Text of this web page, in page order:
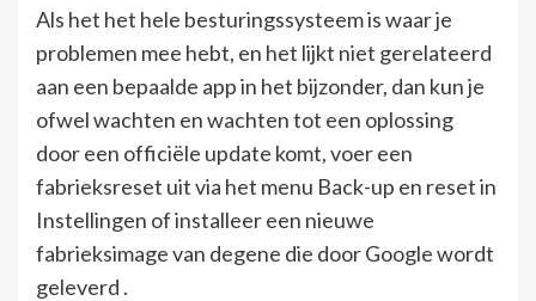
Als het het hele besturingssysteem is waar je
problemen mee hebt, en het lijkt niet gerelateerd
aan een bepaalde app in het bijzonder, dan kun je
ofwel wachten en wachten tot een oplossing
door een officiële update komt, voer een
fabrieksreset uit via het menu Back-up en reset in
Instellingen of installeer een nieuwe
fabrieksimage van degene die door Google wordt
geleverd .